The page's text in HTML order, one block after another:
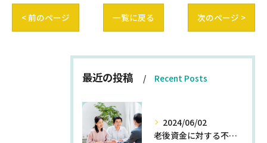
< 前のページ 一覧に戻る 次のページ >
最近の投稿 Recent Posts
2024/06/02
老後資金に対する不安を解消する方法